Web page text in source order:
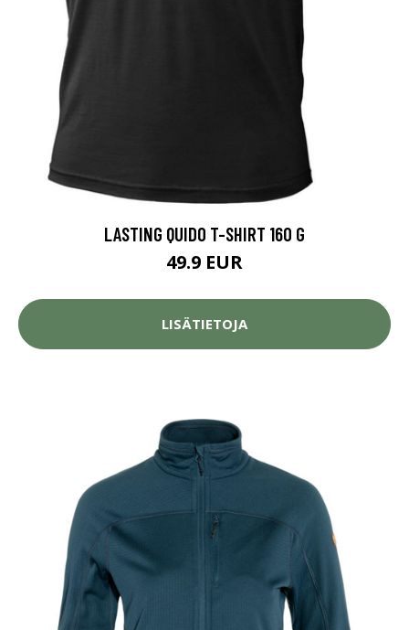
LASTING QUIDO T-SHIRT 160 G
49.9 EUR
LISÄTIETOJA